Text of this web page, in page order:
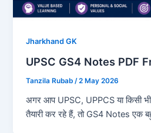
Jharkhand GK
UPSC GS4 Notes PDF
Tanzila Rubab/2 May 2026
अगर आप UPSC, UPPCS या किसी
तैयारी कर रहे हैं, तो GS4 Notes एक